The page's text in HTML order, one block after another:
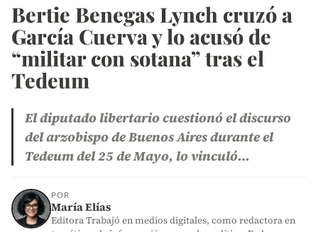
Bertie Benegas Lynch cruzó a
García Cuerva y lo acusó de
“militar con sotana” tras el
Tedeum
El diputado libertario cuestionó el discurso
del arzobispo de Buenos Aires durante el
Tedeum del 25 de Mayo, lo vinculó…
POR
María Elías
Editora Trabajó en medios digitales, como redactora en